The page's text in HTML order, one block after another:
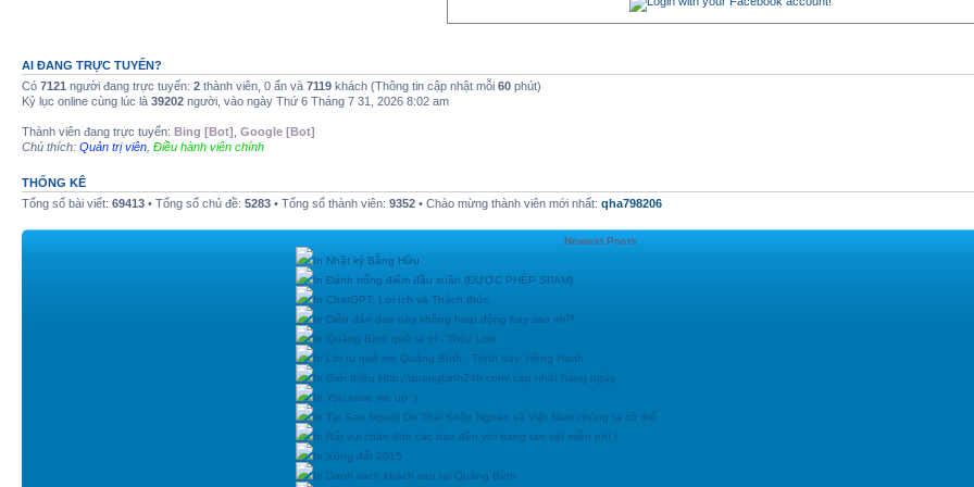
AI ĐANG TRỰC TUYẾN?
Có 7121 người đang trực tuyến: 2 thành viên, 0 ẩn và 7119 khách (Thông tin cập nhật mỗi 60 phút)
Kỷ lục online cùng lúc là 39202 người, vào ngày Thứ 6 Tháng 7 31, 2026 8:02 am
Thành viên đang trực tuyến: Bing [Bot] Google [Bot]
Chú thích: Quản trị viên Điều hành viên chính
THỐNG KÊ
Tổng số bài viết: 69413 • Tổng số chủ đề: 5283 • Tổng số thành viên: 9352 • Chào mừng thành viên mới nhất: qha798206
Newest Posts
In Nhật ký Bằng Hữu
In Đánh trống điểm đầu xuân (ĐƯỢC PHÉP SPAM)
In ChatGPT: Lợi ích và Thách thức
In Diễn đàn dạo này không hoạt động hay sao nhỉ?
In Quảng Bình quê ta ơi - Thùy Linh
In Lời ru quê mẹ Quảng Bình - Trình bày: Hồng Hạnh
In Giới thiệu Http://quangbinh24h.com/ cập nhật hàng ngày
In You raise me up :)
In Tại Sao Người Do Thái Khôn Ngoan và Việt Nam chúng ta có thể
In Rất vui chào đón các bạn đền với trang rao vặt miễn phí !
In Xông đất 2015
In Danh sách khách sạn tại Quảng Bình